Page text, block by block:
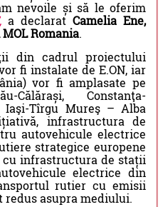
nevoile și să le oferim
a declarat Camelia Ene,
Romania.
din cadrul proiectului
fi instalate de E.ON, iar
vor fi amplasate pe
Călărași, Constanţa-
Iaşi-Tîrgu Mureş – Alba
infrastructura de
autovehicule electrice
strategice europene
cu infrastructura de stații
electrice din
rutier cu emisii
redus asupra mediului.